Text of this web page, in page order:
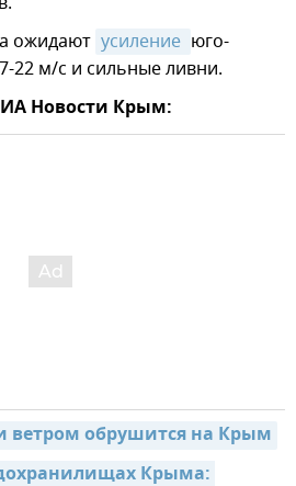
ожидают усиление юго-
22 м/с и сильные ливни.
Новости Крым:
обрушится на Крым
Крыма: